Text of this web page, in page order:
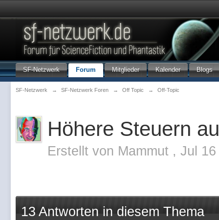
SF-Netzwerk Forum Mitglieder Kalender Blogs
SF-Netzwerk → SF-Netzwerk Foren → Off Topic → Off-Topic
Höhere Steuern
Erstellt von Mammut , Jul
13 Antworten in diesem Thema